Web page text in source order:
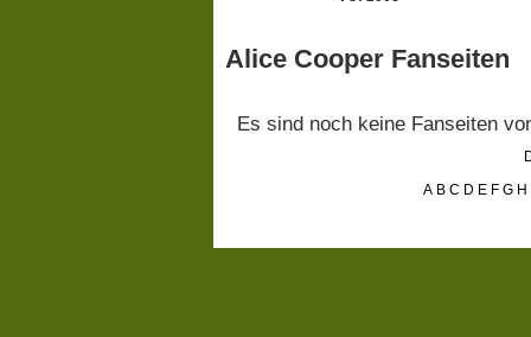
Alice Cooper Fanseiten
Es sind noch keine Fanseiten
A B C D E F G H